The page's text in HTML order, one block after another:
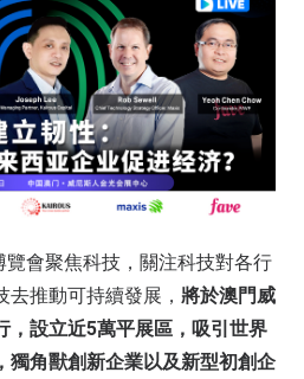
覽會聚焦科技，關注科技對各行
推動可持續發展， 將於澳門威
，設立近5萬平展區，吸引世界
獨角獸創新企業以及新型初創企